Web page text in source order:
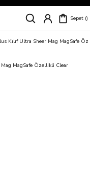
Sepet
Kılıf Ultra Sheer Mag MagSafe